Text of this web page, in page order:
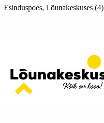
Esinduspoes, Lõunakeskuses (4)